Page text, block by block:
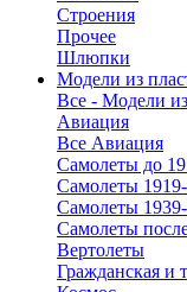
Строения
Прочее
Шлюпки
Модели из
Все - Модели
Авиация
Все Авиация
Самолеты до
Самолеты 1919-
Самолеты
Самолеты
Вертолеты
Гражданская и